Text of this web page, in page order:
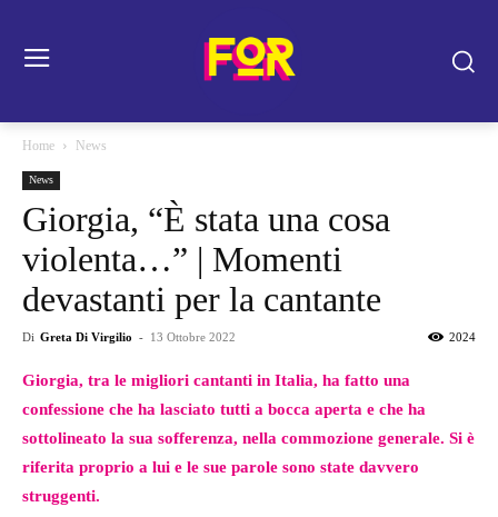
Home News
News
Giorgia, “È stata una cosa
violenta…” | Momenti
devastanti per la cantante
Di Greta Di Virgilio - 13 Ottobre 2022 2024
Giorgia, tra le migliori cantanti in Italia, ha fatto una
confessione che ha lasciato tutti a bocca aperta e che ha
sottolineato la sua sofferenza, nella commozione generale. Si è
riferita proprio a lui e le sue parole sono state davvero
struggenti.